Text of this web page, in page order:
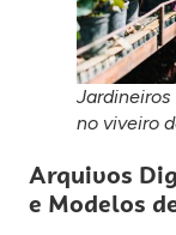
no viveiro
Arquivos
e Modelos